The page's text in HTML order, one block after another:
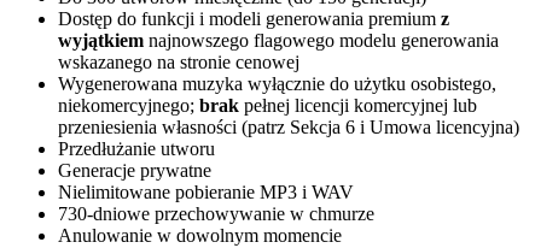
Dostęp do funkcji i modeli generowania premium z
wyjątkiem najnowszego flagowego modelu generowania
wskazanego na stronie cenowej
Wygenerowana muzyka wyłącznie do użytku osobistego,
niekomercyjnego; brak pełnej licencji komercyjnej lub
przeniesienia własności (patrz Sekcja 6 i Umowa licencyjna)
Przedłużanie utworu
Generacje prywatne
Nielimitowane pobieranie MP3 i WAV
730-dniowe przechowywanie w chmurze
Anulowanie w dowolnym momencie